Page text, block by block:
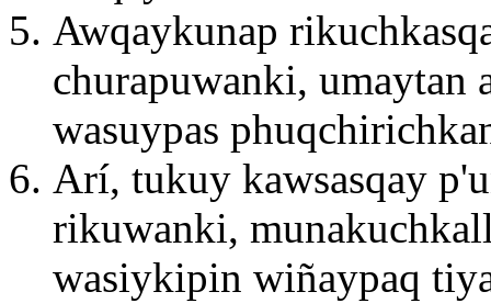
Awqaykunap
churapuwanki,
wasuypas
Arí, tukuy kawsasqay
rikuwanki,
wasiykipin wiñaypaq